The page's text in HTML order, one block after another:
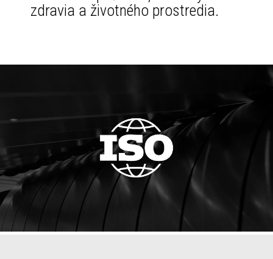
zdravia a životného prostredia.